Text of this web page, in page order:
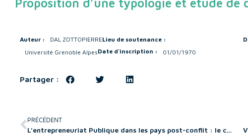
Proposition d’une typologie et étude de
Auteur : DAL ZOTTOPIERRELieu de soutenance :
Université Grenoble AlpesDate d'inscription : 01/01/1970
Partager :
PRÉCÉDENT
L’entrepreneuriat Publique dans les pays post-conflit : le cas de l’émergence des énergies renouvelables au Liban